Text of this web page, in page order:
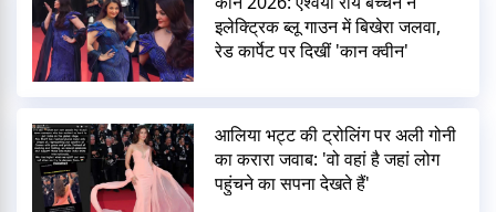
इलेक्ट्रिक ब्लू गाउन में बिखेरा जलवा,
रेड कार्पेट पर दिखीं 'कान क्वीन'
आलिया भट्ट की ट्रोलिंग पर अली गोनी
का करारा जवाब: 'वो वहां है जहां लोग
पहुंचने का सपना देखते हैं'